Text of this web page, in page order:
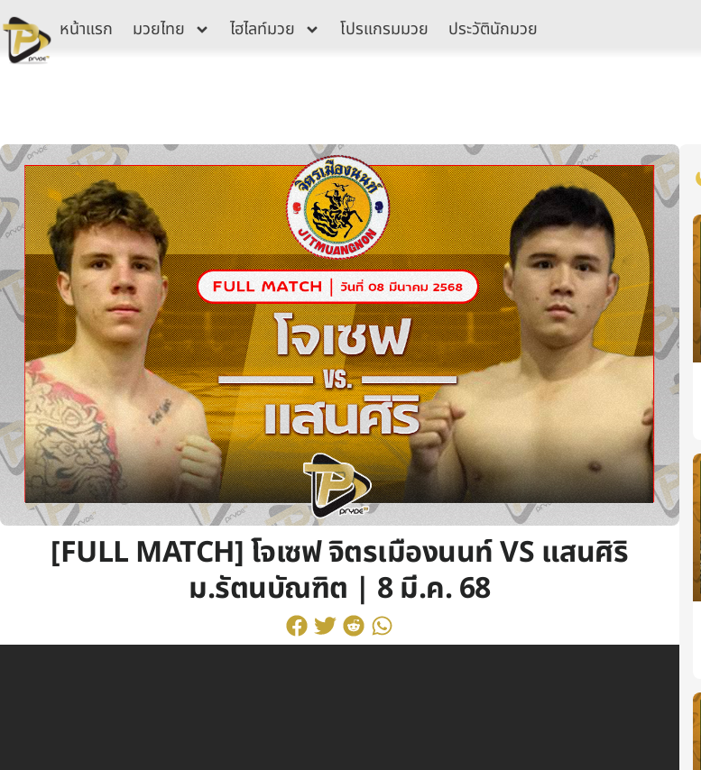
Skip
to
content
หน้าแรก มวยไทย ไฮไลท์มวย โปรแกรมมวย ประวัตินักมวย
[FULL MATCH] โจเซฟ จิตรเมืองนนท์ VS แสนศิริ
ม.รัตนบัณฑิต | 8 มี.ค. 68